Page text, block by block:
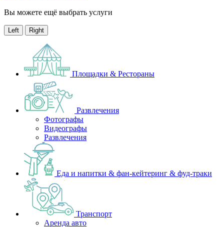
Вы можете ещё выбрать услуги
Left Right
Площадки & Рестораны
Развлечения
Фотографы
Видеографы
Развлечения
Еда и напитки & фан-кейтеринг & фуд-траки
Транспорт
Аренда авто